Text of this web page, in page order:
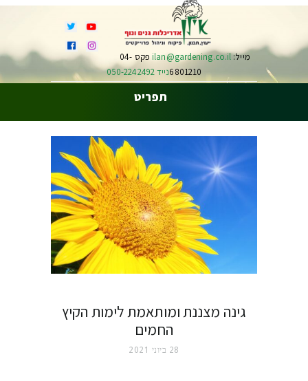
מייל:ilan@gardening.co.il
פקס 04-
6801210נייד 050-2242492
תפריט
גינה מצננת ומותאמת לימות הקיץ
החמים
28 ביוני 2021